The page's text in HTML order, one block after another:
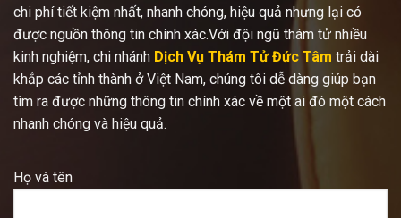
chi phí tiết kiệm nhất, nhanh chóng, hiệu quả nhưng lại có
được nguồn thông tin chính xác.Với đội ngũ thám tử nhiều
kinh nghiệm, chi nhánh Dịch Vụ Thám Tử Đức Tâm trải dài
khắp các tỉnh thành ở Việt Nam, chúng tôi dễ dàng giúp bạn
tìm ra được những thông tin chính xác về một ai đó một cách
nhanh chóng và hiệu quả.
Họ và tên